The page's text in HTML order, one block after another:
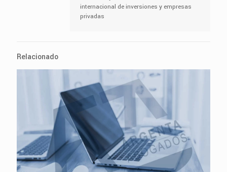
internacional de inversiones y empresas
privadas
Relacionado